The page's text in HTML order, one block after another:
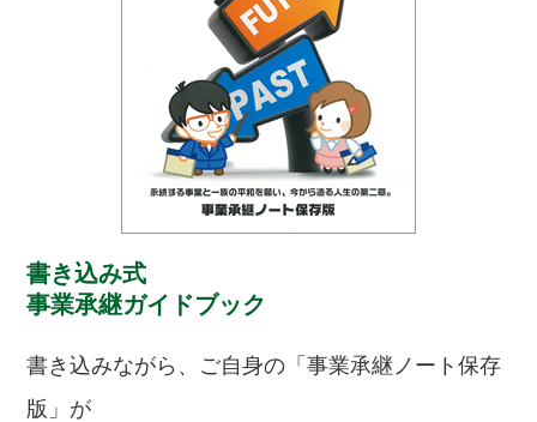
書き込み式
事業承継ガイドブック
書き込みながら、ご自身の「事業承継ノート保存
版」が